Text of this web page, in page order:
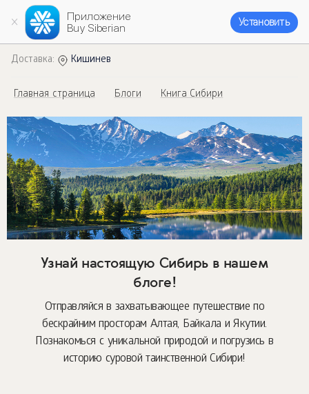
Приложение
Buy Siberian
Установить
Доставка: Кишинев
Главная страница Блоги Книга Сибири
Узнай настоящую Сибирь в нашем
блоге!
Отправляйся в захватывающее путешествие по
бескрайним просторам Алтая, Байкала и Якутии.
Познакомься с уникальной природой и погрузись в
историю суровой таинственной Сибири!